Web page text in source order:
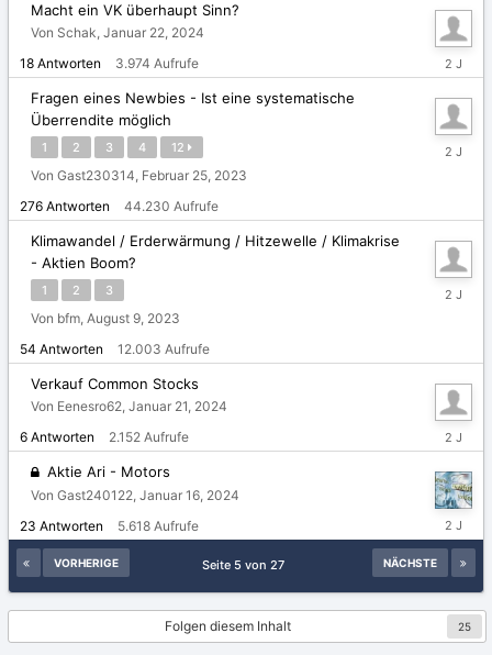
Macht ein VK überhaupt Sinn?
Von Schak, Januar 22, 2024
18 Antworten 3.974 Aufrufe
Februar
28,
2024
Fragen eines Newbies - Ist eine systematische
Überrendite möglich
1 2 3 4 12
Von Gast230314, Februar 25, 2023
276 Antworten 44.230 Aufrufe
Februar
Klimawandel / Erderwärmung / Hitzewelle / Klimakrise
- Aktien Boom?
1 2 3
Von bfm, August 9, 2023
54 Antworten 12.003 Aufrufe
Februar
Verkauf Common Stocks
Von Eenesro62, Januar 21, 2024
6 Antworten 2.152 Aufrufe
Januar
28,
2024
Aktie Ari - Motors
Von Gast240122, Januar 16, 2024
23 Antworten 5.618 Aufrufe
Januar
23,
2024
VORHERIGE NÄCHSTE
Seite 5 von 27
Folgen diesem Inhalt 25